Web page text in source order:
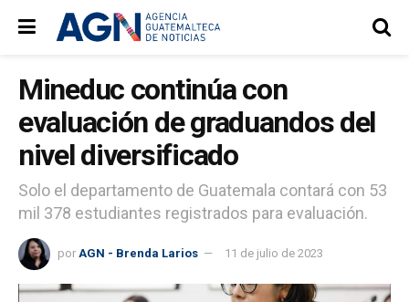
Mineduc continúa con
evaluación de graduandos del
nivel diversificado
Solo el departamento de Guatemala contará con 53
mil 378 estudiantes registrados para evaluación.
por AGN - Brenda Larios 11 de julio de 2023